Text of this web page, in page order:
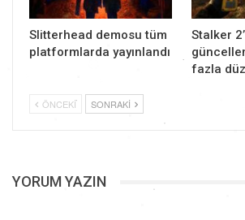
Slitterhead demosu tüm
platformlarda yayınlandı
Stalker
fazla
ÖNCEKI SONRAKI
YORUM YAZIN